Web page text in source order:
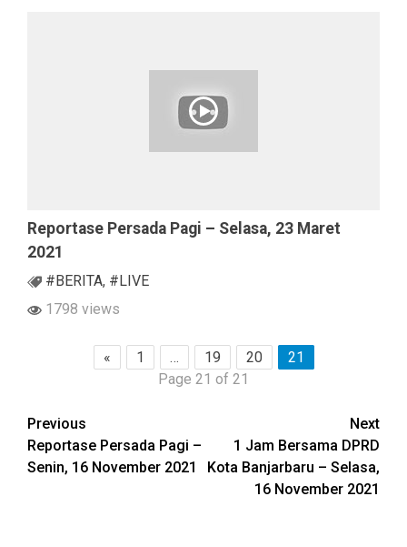
Reportase Persada Pagi – Selasa, 23 Maret
2021
#BERITA, #LIVE
1798 views
« 1 … 19 20
21
Page 21 of 21
Continue
Reading
Previous
Reportase Persada Pagi –
Senin, 16 November 2021
Next
1 Jam Bersama DPRD
Kota Banjarbaru – Selasa,
16 November 2021